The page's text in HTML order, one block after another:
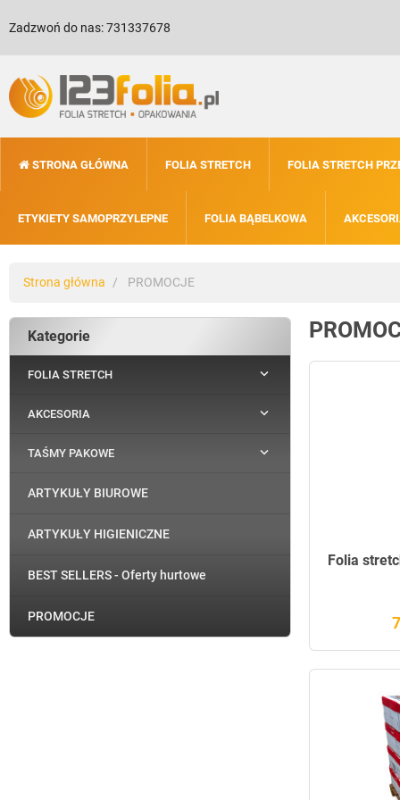
Zadzwoń do nas:731337678
STRONA GŁÓWNA FOLIA STRETCH FOLIA STRETCH
ETYKIETY SAMOPRZYLEPNE FOLIA BĄBELKOWA
Strona główna PROMOCJE
Kategorie
FOLIA STRETCH 
AKCESORIA 
TAŚMY PAKOWE 
ARTYKUŁY BIUROWE
ARTYKUŁY HIGIENICZNE
BEST SELLERS - Oferty hurtowe
PROMOCJE
Folia